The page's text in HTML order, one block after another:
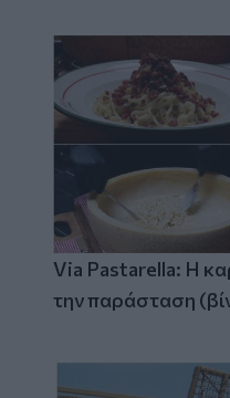
Via Pastarella: Η
την παράσταση